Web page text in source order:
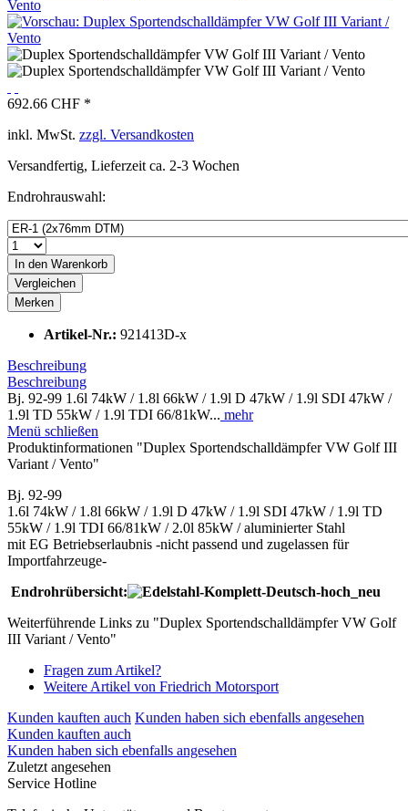
692.66 CHF *
inkl. MwSt. zzgl. Versandkosten
Versandfertig, Lieferzeit ca. 2-3 Wochen
Endrohrauswahl:
In den Warenkorb
Vergleichen
Merken
Artikel-Nr.: 921413D-x
Beschreibung
Beschreibung
Bj. 92-99 1.6l 74kW / 1.8l 66kW / 1.9l D 47kW / 1.9l SDI 47kW /
1.9l TD 55kW / 1.9l TDI 66/81kW... mehr
Menü schließen
Produktinformationen "Duplex Sportendschalldämpfer VW Golf III
Variant / Vento"
Bj. 92-99
1.6l 74kW / 1.8l 66kW / 1.9l D 47kW / 1.9l SDI 47kW / 1.9l TD
55kW / 1.9l TDI 66/81kW / 2.0l 85kW / aluminierter Stahl
mit EG Betriebserlaubnis -nicht passend und zugelassen für
Importfahrzeuge-
Endrohrübersicht:
Weiterführende Links zu "Duplex Sportendschalldämpfer VW Golf
III Variant / Vento"
Fragen zum Artikel?
Weitere Artikel von Friedrich Motorsport
Kunden kauften auch Kunden haben sich ebenfalls angesehen
Kunden kauften auch
Kunden haben sich ebenfalls angesehen
Zuletzt angesehen
Service Hotline